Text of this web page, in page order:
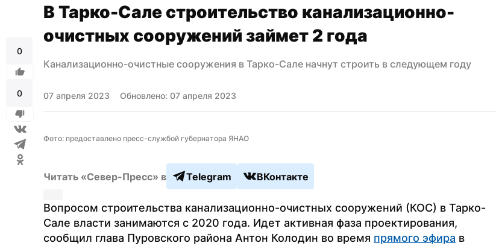
0
0
В Тарко-Сале строительство канализационно-
очистных сооружений займет 2 года
Канализационно-очистные сооружения в Тарко-Сале начнут строить в следующем году
07 апреля 2023 Обновлено: 07 апреля 2023
Фото: предоставлено пресс-службой губернатора ЯНАО
Читать «Север-Пресс» в Telegram ВКонтакте
Вопросом строительства канализационно-очистных сооружений (КОС) в Тарко-
Сале власти занимаются с 2020 года. Идет активная фаза проектирования,
сообщил глава Пуровского района Антон Колодин во время прямого эфира в